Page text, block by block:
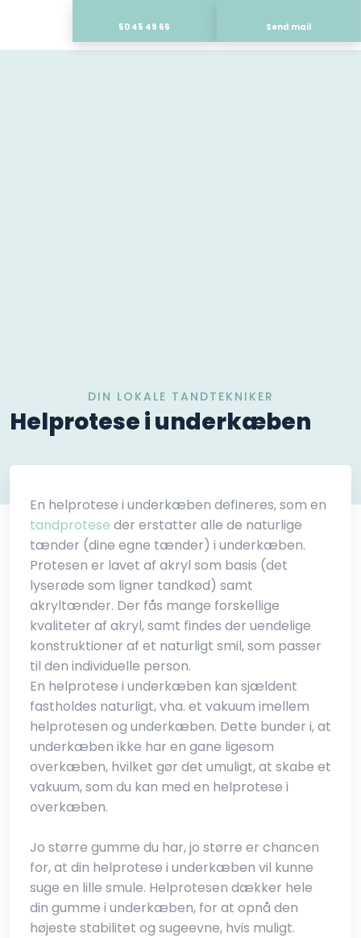
50 45 49 66 Send mail
DIN LOKALE TANDTEKNIKER
​Helprotese i underkæben
En helprotese i underkæben defineres, som en
tandprotese der erstatter alle de naturlige
tænder (dine egne tænder) i underkæben.
Protesen er lavet af akryl som basis (det
lyserøde som ligner tandkød) samt
akryltænder. Der fås mange forskellige
kvaliteter af akryl, samt findes der uendelige
konstruktioner af et naturligt smil, som passer
til den individuelle person.
En helprotese i underkæben kan sjældent
fastholdes naturligt, vha. et vakuum imellem
helprotesen og underkæben. Dette bunder i, at
underkæben ikke har en gane ligesom
overkæben, hvilket gør det umuligt, at skabe et
vakuum, som du kan med en helprotese i
overkæben.
Jo større gumme du har, jo større er chancen
for, at din helprotese i underkæben vil kunne
suge en lille smule. Helprotesen dækker hele
din gumme i underkæben, for at opnå den
højeste stabilitet og sugeevne, hvis muligt.